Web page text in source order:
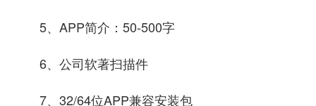
5、APP简介：50-500字
6、公司软著扫描件
7、32/64位APP兼容安装包